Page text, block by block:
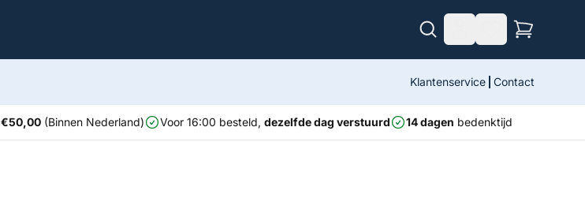
Klantenservice Contact
€50,00(Binnen Nederland) Voor 16:00 besteld, dezelfde dag verstuurd 14 dagen bedenktijd